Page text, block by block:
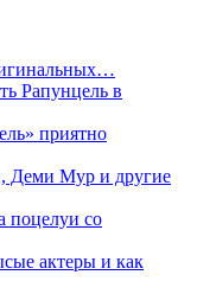
Рапунцель в
приятно
Деми Мур и другие
поцелуи со
актеры и как